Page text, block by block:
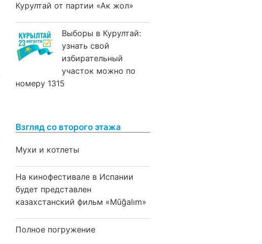
Курултай от партии «Ак жол»
Выборы в Курултай:
узнать свой
избирательный
участок можно по
номеру 1315
Взгляд со второго этажа
Мухи и котлеты
На кинофестивале в Испании
будет представлен
казахстанский фильм «Mūğalım»
Полное погружение